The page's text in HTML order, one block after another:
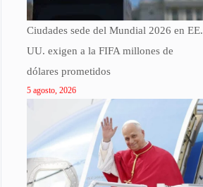
Ciudades sede del Mundial 2026 en EE.
UU. exigen a la FIFA millones de
dólares prometidos
5 agosto, 2026